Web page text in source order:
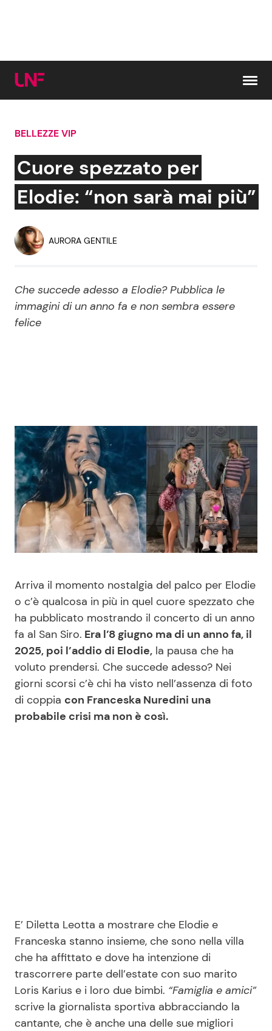
Cerca:
News e Cronaca
Attualità Italiana
Dal Mondo
Economia
Persone Scomparse
Gossip e TV
Bellezze VIP
Fiction e Serie TV
ShowBiz
News Cinema
News Musica
News Spettacolo
Social News
News dal mondo
Casa
Moda e Style
Mondo Mamma
News benessere
Consigli di Cucina
Dolci
Le Ricette in TV
Primi Piatti
Info
Chi siamo
Disclaimer e Privacy
Redazione
Contattaci
BELLEZZE VIP
Cuore spezzato per
Elodie: “non sarà mai più”
AURORA GENTILE
Che succede adesso a Elodie? Pubblica le
immagini di un anno fa e non sembra essere
felice
Arriva il momento nostalgia del palco per Elodie
o c’è qualcosa in più in quel cuore spezzato che
ha pubblicato mostrando il concerto di un anno
fa al San Siro. Era l’8 giugno ma di un anno fa, il
2025, poi l’addio di Elodie, la pausa che ha
voluto prendersi. Che succede adesso? Nei
giorni scorsi c’è chi ha visto nell’assenza di foto
di coppia con Franceska Nuredini una
probabile crisi ma non è così.
E’ Diletta Leotta a mostrare che Elodie e
Franceska stanno insieme, che sono nella villa
che ha affittato e dove ha intenzione di
trascorrere parte dell’estate con suo marito
Loris Karius e i loro due bimbi. “Famiglia e amici”
scrive la giornalista sportiva abbracciando la
cantante, che è anche una delle sue migliori